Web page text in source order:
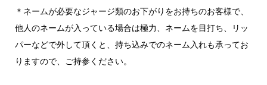
＊ネームが必要なジャージ類のお下がりをお持ちのお客様で、
他人のネームが入っている場合は極力、ネームを目打ち、リッ
パーなどで外して頂くと、持ち込みでのネーム入れも承ってお
りますので、ご持参ください。